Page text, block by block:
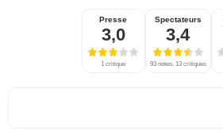
Presse
3,0
1 critique
Spectateurs
3,4
93 notes, 13 critiques